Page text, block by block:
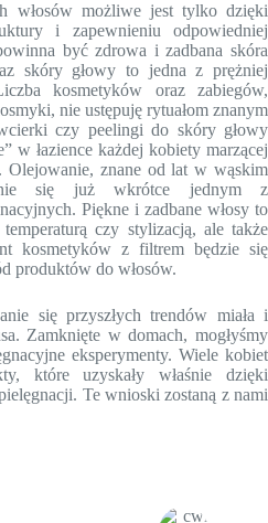
włosów możliwe jest tylko dzięki
i zapewnieniu odpowiedniej
być zdrowa i zadbana skóra
skóry głowy to jedna z prężniej
kosmetyków oraz zabiegów,
nie ustępuję rytuałom znanym
czy peelingi do skóry głowy
w łazience każdej kobiety marzącej
Olejowanie, znane od lat w wąskim
się już wkrótce jednym z
Piękne i zadbane włosy to
czy stylizacją, ale także
kosmetyków z filtrem będzie się
produktów do włosów.
się przyszłych trendów miała i
Zamknięte w domach, mogłyśmy
eksperymenty. Wiele kobiet
które uzyskały właśnie dzięki
Te wnioski zostaną z nami